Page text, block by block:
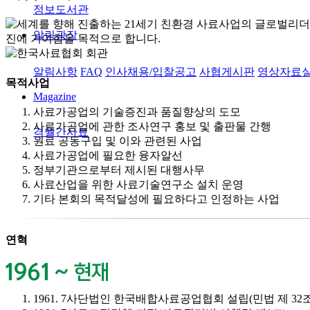
정보도서관
알림광장
알림사항 FAQ 인사채용/입찰공고 사협게시판 영상자료
Magazine
격월간사료
목적사업
사료가공업의 기술증진과 품질향상의 도모
사료가공업에 관한 조사연구 홍보 및 출판물 간행
원료 공동구입 및 이와 관련된 사업
사료가공업에 필요한 융자알선
정부기관으로부터 제시된 대행사무
사료산업을 위한 사료기술연구소 설치 운영
기타 본회의 목적달성에 필요하다고 인정하는 사업
연혁
1961. 7사단법인 한국배합사료공업협회 설립(민법 제 32